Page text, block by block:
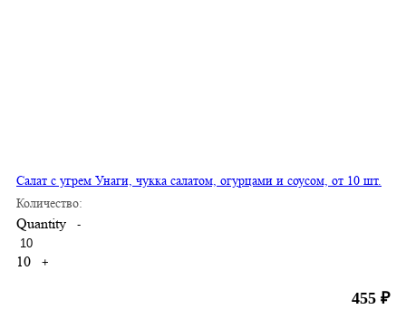
Салат с угрем Унаги, чукка салатом, огурцами и соусом, от 10 шт.
Количество:
Quantity -
10 +
455 ₽